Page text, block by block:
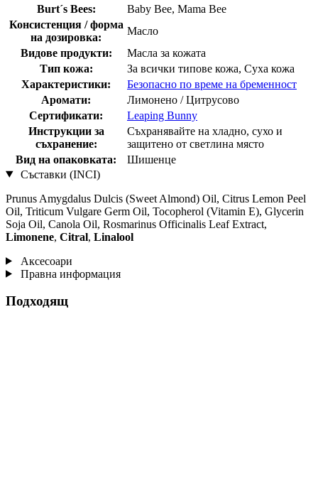
Burt´s Bees:
Baby Bee, Mama Bee
Консистенция / форма
на дозировка:
Масло
Видове продукти:
Масла за кожата
Тип кожа:
За всички типове кожа, Суха кожа
Характеристики:
Безопасно по време на бременност
Аромати:
Лимонено / Цитрусовo
Сертификати:
Leaping Bunny
Инструкции за
съхранение:
Съхранявайте на хладно, сухо и
защитено от светлина място
Вид на опаковката:
Шишенце
Съставки (INCI)
Prunus Amygdalus Dulcis (Sweet Almond) Oil, Citrus Lemon Peel
Oil, Triticum Vulgare Germ Oil, Tocopherol (Vitamin E), Glycerin
Soja Oil, Canola Oil, Rosmarinus Officinalis Leaf Extract,
Limonene, Citral, Linalool
Аксесоари
Правна информация
Подходящ